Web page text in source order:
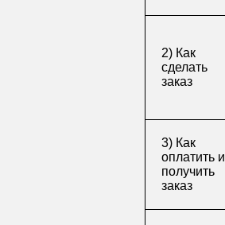
2) Как
сделать
заказ
3) Как
оплатить и
получить
заказ